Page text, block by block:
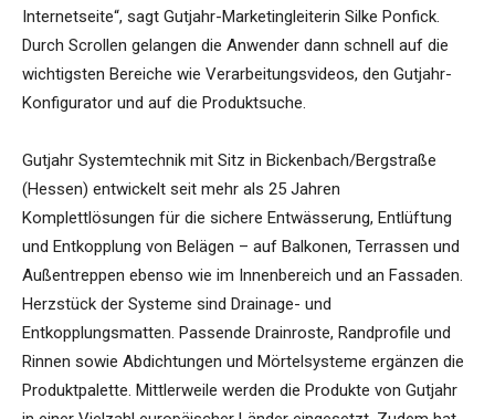
Internetseite“, sagt Gutjahr-Marketingleiterin Silke Ponfick.
Durch Scrollen gelangen die Anwender dann schnell auf die
wichtigsten Bereiche wie Verarbeitungsvideos, den Gutjahr-
Konfigurator und auf die Produktsuche.
Gutjahr Systemtechnik mit Sitz in Bickenbach/Bergstraße
(Hessen) entwickelt seit mehr als 25 Jahren
Komplettlösungen für die sichere Entwässerung, Entlüftung
und Entkopplung von Belägen – auf Balkonen, Terrassen und
Außentreppen ebenso wie im Innenbereich und an Fassaden.
Herzstück der Systeme sind Drainage- und
Entkopplungsmatten. Passende Drainroste, Randprofile und
Rinnen sowie Abdichtungen und Mörtelsysteme ergänzen die
Produktpalette. Mittlerweile werden die Produkte von Gutjahr